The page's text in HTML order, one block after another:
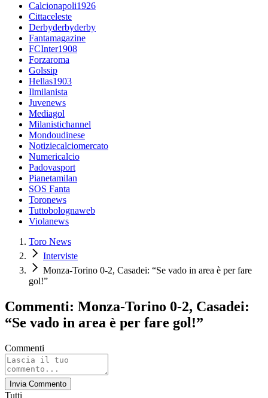
Calcionapoli1926
Cittaceleste
Derbyderbyderby
Fantamagazine
FCInter1908
Forzaroma
Golssip
Hellas1903
Ilmilanista
Juvenews
Mediagol
Milanistichannel
Mondoudinese
Notiziecalciomercato
Numericalcio
Padovasport
Pianetamilan
SOS Fanta
Toronews
Tuttobolognaweb
Violanews
Toro News
Interviste
Monza-Torino 0-2, Casadei: “Se vado in area è per fare
gol!”
Commenti: Monza-Torino 0-2, Casadei:
“Se vado in area è per fare gol!”
Commenti
Invia Commento
Tutti